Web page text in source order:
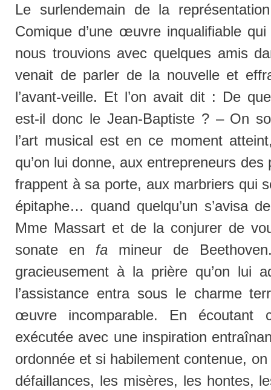
Le surlendemain
de la
Comique d’une œuvre inqualifiable
nous trouvions avec quelques amis
venait de parler de la nouvelle et
l’avant-veille. Et l’on avait dit : De
est-il donc le Jean-Baptiste ? – On
l’art musical est en ce moment
qu’on lui donne, aux entrepreneurs
frappent à sa porte, aux marbriers qui
épitaphe… quand quelqu’un s’avisa
Mme Massart et de la conjurer de
sonate en fa mineur de
gracieusement à la prière qu’on lui
l’assistance entra sous le charme
œuvre incomparable. En écoutant
exécutée avec une inspiration
ordonnée et si habilement contenue,
défaillances, les misères, les hontes,